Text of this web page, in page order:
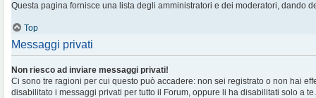
Questa pagina fornisce una lista degli amministratori e dei moderatori, dando
Top
Messaggi privati
Non riesco ad inviare messaggi privati!
Ci sono tre ragioni per cui questo può accadere: non sei registrato o non hai
disabilitato i messaggi privati per tutto il Forum, oppure li ha disabilitati solo a